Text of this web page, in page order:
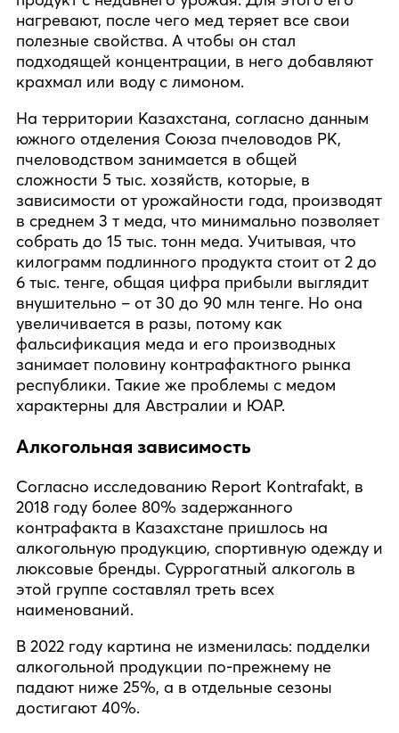
нагревают, после чего мед теряет все свои
полезные свойства. А чтобы он стал
подходящей концентрации, в него добавляют
крахмал или воду с лимоном.
На территории Казахстана, согласно данным
южного отделения Союза пчеловодов РК,
пчеловодством занимается в общей
сложности 5 тыс. хозяйств, которые, в
зависимости от урожайности года, производят
в среднем 3 т меда, что минимально позволяет
собрать до 15 тыс. тонн меда. Учитывая, что
килограмм подлинного продукта стоит от 2 до
6 тыс. тенге, общая цифра прибыли выглядит
внушительно – от 30 до 90 млн тенге. Но она
увеличивается в разы, потому как
фальсификация меда и его производных
занимает половину контрафактного рынка
республики. Такие же проблемы с медом
характерны для Австралии и ЮАР.
Алкогольная зависимость
Согласно исследованию Report Kontrafakt, в
2018 году более 80% задержанного
контрафакта в Казахстане пришлось на
алкогольную продукцию, спортивную одежду и
люксовые бренды. Суррогатный алкоголь в
этой группе составлял треть всех
наименований.
В 2022 году картина не изменилась: подделки
алкогольной продукции по-прежнему не
падают ниже 25%, а в отдельные сезоны
достигают 40%.